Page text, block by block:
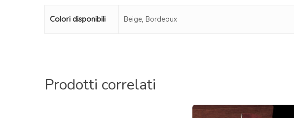
Colori disponibili Beige, Bordeaux
Prodotti correlati